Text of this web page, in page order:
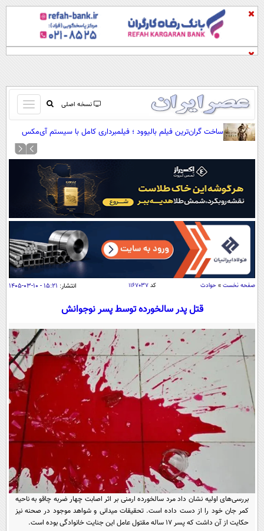
نسخه اصلی
باز
و
بسته
کردن
صفحه اول
نظرسنجی
آب و هوا
اوقات شرعی
سواد زندگی
اقتصاد
اقتصادی
خودرو
جامعه
اجتماعی
حوادث
سلامت
یک برش دانایی
محیط زیست
ورزشی
بین الملل
سیاست خارجی
فرهنگ و هنر
علم و دانش
علمی
گوناگون
باشگاه مغز
مجله تصویری سلاح
ورزش
سیاست
عصر ایران 2
خواندنی ها و دیدنی ها
داستان کوتاه
آموزش زبان
ساخت گران‌ترین فیلم بالیوود ؛ فیلمبرداری کامل با سیستم آی‌مکس
صفحه نخست » حوادث کد ۱۱۶۷۰۳۷ انتشار: ۱۵:۲۱ - ۱۰-۰۳-۱۴۰۵
قتل پدر سالخورده‌ توسط پسر نوجوانش
بررسی‌های اولیه نشان داد مرد سالخورده‌ ارمنی بر اثر اصابت چهار ضربه چاقو به ناحیه
کمر جان خود را از دست داده است. تحقیقات میدانی و شواهد موجود در صحنه نیز
حکایت از آن داشت که پسر ۱۷ ساله مقتول عامل این جنایت خانوادگی بوده است.